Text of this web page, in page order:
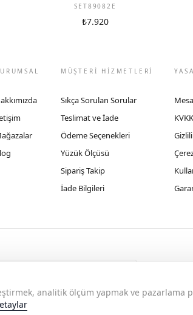
SET89082E
₺7.920
MÜŞTERİ HİZMETLERİ
Sıkça Sorulan Sorular
Teslimat ve İade
Ödeme Seçenekleri
Yüzük Ölçüsü
Sipariş Takip
İade Bilgileri
analitik ölçüm yapmak ve pazarlama